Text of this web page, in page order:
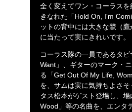
全く変えてワン・コーラス
きなれた「Hold On, I'm
ットの背中には大きな鷲（
に当たって実にきれいです。
コーラス隊の一員であるタ
Want」、ギターのマーク・
る「Get Out Of My Life,
を、サムは実に気持ちよさ
タス松本がゲスト登場し、
Wood」等の名曲を、エンタ